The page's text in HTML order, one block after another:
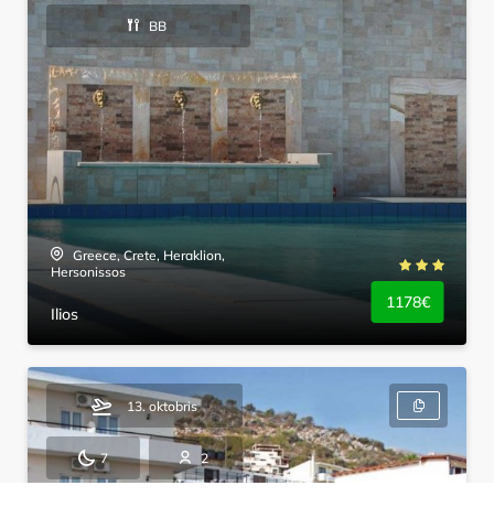
BB
Greece, Crete, Heraklion,
Hersonissos
Ilios
1178€
13. oktobris
7 2